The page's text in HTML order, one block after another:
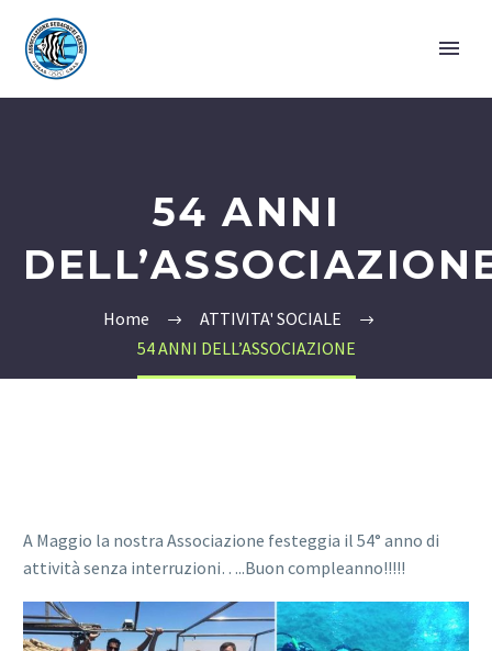
54 ANNI
Home
ATTIVITA' SOCIALE
54 ANNI DELL’ASSOCIAZIONE
A Maggio la nostra Associazione festeggia il 54° anno di
attività senza interruzioni…..Buon compleanno!!!!!